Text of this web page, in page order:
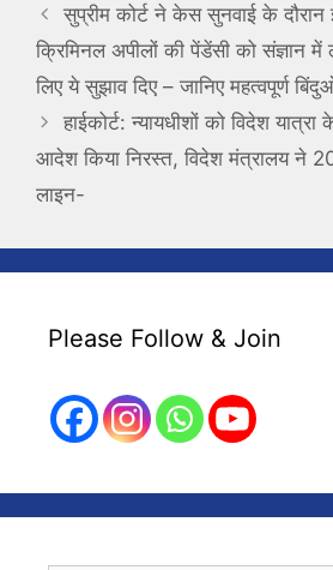
सुप्रीम कोर्ट ने केस सुनवाई के दौरान
क्रिमिनल अपीलों की पेंडेंसी को संज्ञान
लिए ये सुझाव दिए – जानिए महत्वपूर्ण
हाईकोर्ट: न्यायधीशों को विदेश
आदेश किया निरस्त, विदेश मंत्रालय ने
लाइन-
Please Follow & Join